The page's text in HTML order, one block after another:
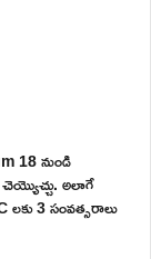
18 నుండి
అలాగే
లకు 3 సంవత్సరాలు